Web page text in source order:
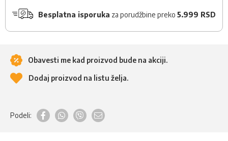
Besplatna isporuka za porudžbine preko 5.999 RSD
Obavesti me kad proizvod bude na akciji.
Dodaj proizvod na listu želja.
Podeli: